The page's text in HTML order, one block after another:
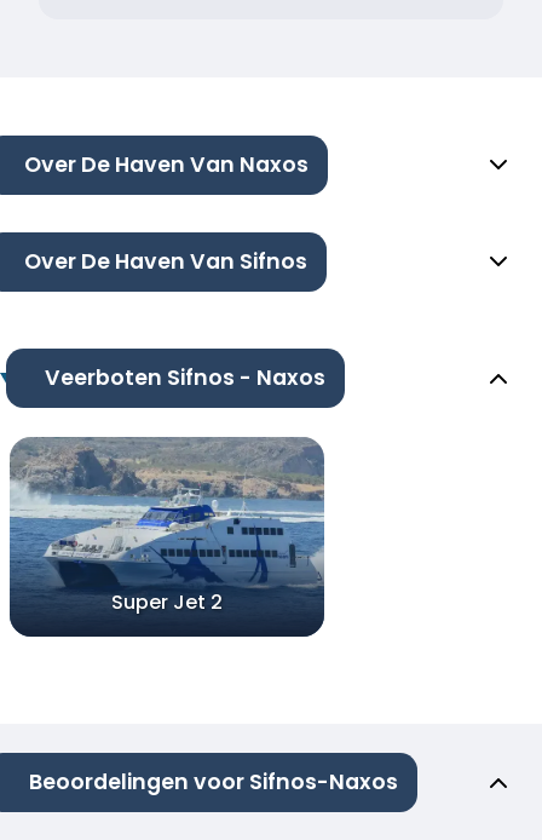
Over De Haven Van Naxos
Over De Haven Van Sifnos
Veerboten Sifnos - Naxos
Super Jet 2
Beoordelingen voor Sifnos-Naxos